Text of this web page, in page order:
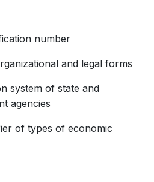
number
and legal forms
system of state and
agencies
of types of economic